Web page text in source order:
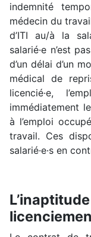
indemnité
médecin du
d’ITI au/à la
salarié·e n’est
d’un délai d’un
médical de
licencié·e,
immédiatement
à l’emploi
travail. Ces
salarié·e·s en